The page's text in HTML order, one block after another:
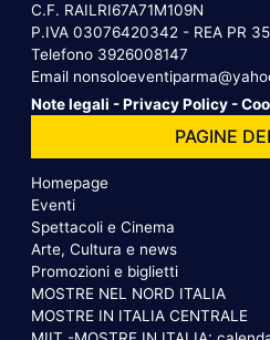
C.F. RAILRI67A71M109N
P.IVA 03076420342 - REA PR
Telefono 3926008147
Email
Note legali -Privacy Policy -
PAGINE
Homepage
Eventi
Spettacoli e Cinema
Arte, Cultura e news
Promozioni e biglietti
MOSTRE NEL NORD ITALIA
MOSTRE IN ITALIA CENTRALE